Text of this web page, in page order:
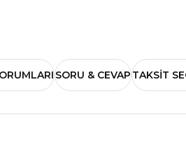
SORU & CEVAPTAKSIT